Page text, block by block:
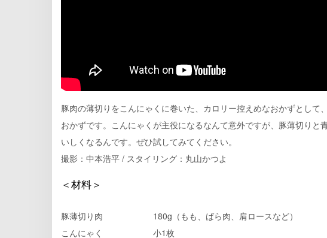
豚肉の薄切りをこんにゃくに巻いた、カロリー控えめなおかずとして
おかずです。こんにゃくが主役になるなんて意外ですが、豚薄切りと
いしくなるんです。ぜひ試してみてください。
撮影：中本浩平 / スタイリング：丸山かつよ
＜材料＞
豚薄切り肉 180g（もも、ばら肉、肩ロースなど）
こんにゃく 小1枚